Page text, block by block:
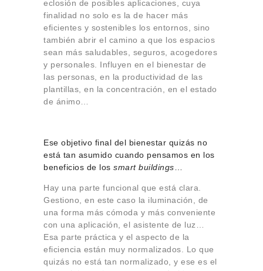
eclosión de posibles aplicaciones, cuya
finalidad no solo es la de hacer más
eficientes y sostenibles los entornos, sino
también abrir el camino a que los espacios
sean más saludables, seguros, acogedores
y personales. Influyen en el bienestar de
las personas, en la productividad de las
plantillas, en la concentración, en el estado
de ánimo…
Ese objetivo final del bienestar quizás no
está tan asumido cuando pensamos en los
beneficios de los smart buildings
Hay una parte funcional que está clara.
Gestiono, en este caso la iluminación, de
una forma más cómoda y más conveniente
con una aplicación, el asistente de luz…
Esa parte práctica y el aspecto de la
eficiencia están muy normalizados. Lo que
quizás no está tan normalizado, y ese es el